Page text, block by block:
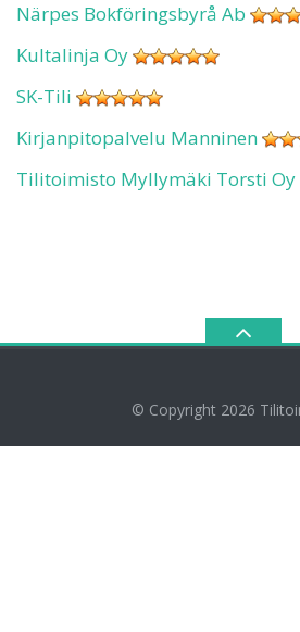
Närpes Bokföringsbyrå Ab
Kultalinja Oy
SK-Tili
Kirjanpitopalvelu Manninen
Tilitoimisto Myllymäki Torsti Oy
© Copyright 2026